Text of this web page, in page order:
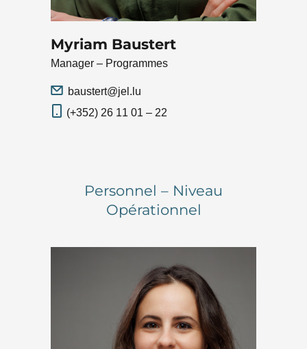
Myriam Baustert
Manager – Programmes
baustert@jel.lu
(+352) 26 11 01 – 22
Personnel – Niveau
Opérationnel